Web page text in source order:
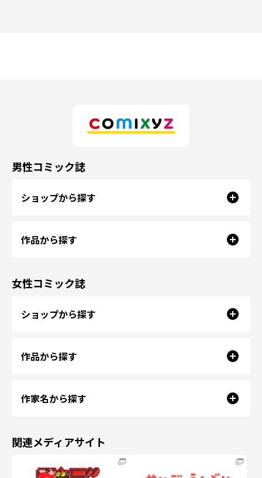
男性コミック誌
ショップから探す
作品から探す
女性コミック誌
ショップから探す
作品から探す
作家名から探す
関連メディアサイト